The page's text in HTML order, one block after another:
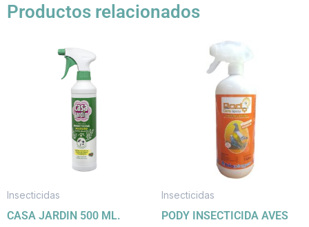
Productos relacionados
Insecticidas
CASA JARDIN 500 ML.
Insecticidas
PODY INSECTICIDA AVES